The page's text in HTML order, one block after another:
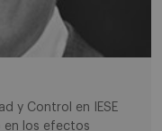
y Control en IESE
en los efectos